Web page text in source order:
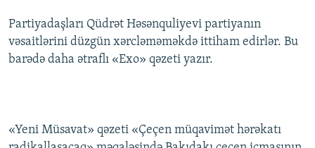
Partiyadaşları Qüdrət Həsənquliyevi partiyanın
vəsaitlərini düzgün xərcləməməkdə ittiham edirlər. Bu
barədə daha ətraflı «Exo» qəzeti yazır.
«Yeni Müsavat» qəzeti «Çeçen müqavimət hərəkatı